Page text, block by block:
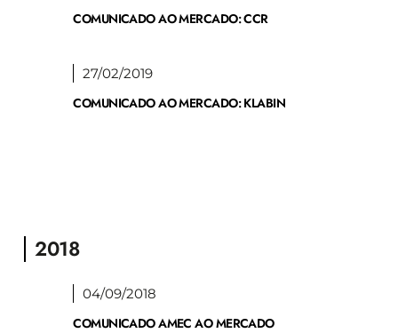
COMUNICADO AO MERCADO: CCR
27/02/2019
COMUNICADO AO MERCADO: KLABIN
2018
04/09/2018
COMUNICADO AMEC AO MERCADO